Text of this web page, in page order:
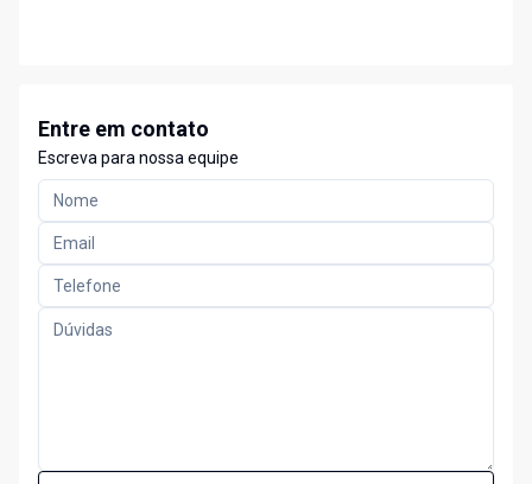
Entre em contato
Escreva para nossa equipe